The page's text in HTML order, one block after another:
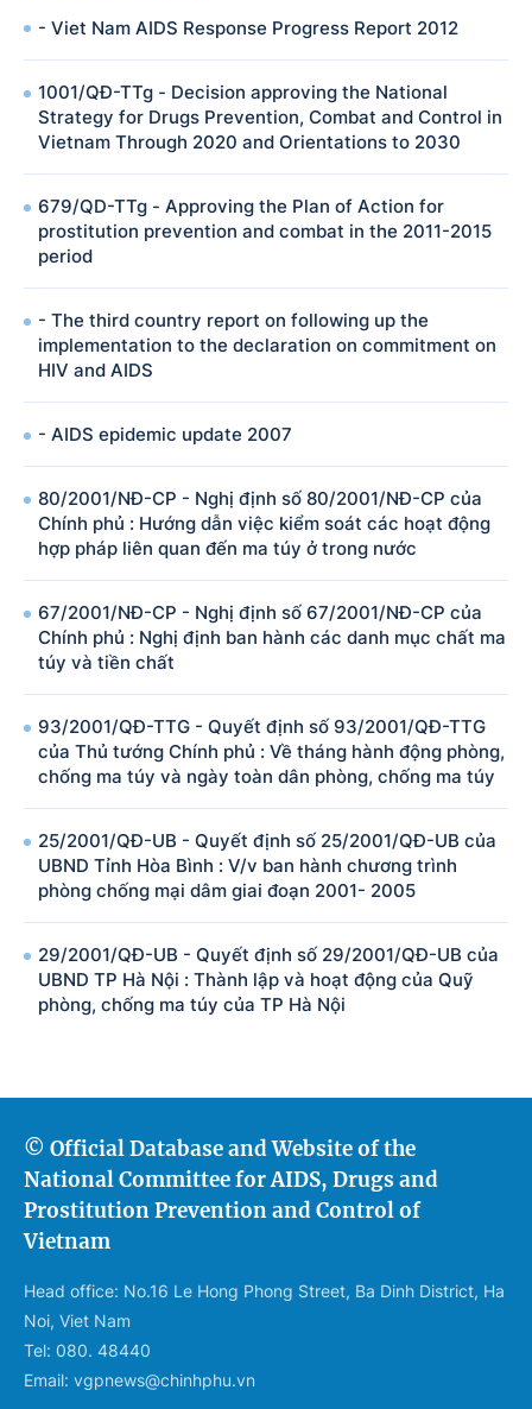
- Viet Nam AIDS Response Progress Report 2012
1001/QĐ-TTg - Decision approving the National
Strategy for Drugs Prevention, Combat and Control in
Vietnam Through 2020 and Orientations to 2030
679/QD-TTg - Approving the Plan of Action for
prostitution prevention and combat in the 2011-2015
period
- The third country report on following up the
implementation to the declaration on commitment on
HIV and AIDS
- AIDS epidemic update 2007
80/2001/NĐ-CP - Nghị định số 80/2001/NĐ-CP của
Chính phủ : Hướng dẫn việc kiểm soát các hoạt động
hợp pháp liên quan đến ma túy ở trong nước
67/2001/NĐ-CP - Nghị định số 67/2001/NĐ-CP của
Chính phủ : Nghị định ban hành các danh mục chất ma
túy và tiền chất
93/2001/QĐ-TTG - Quyết định số 93/2001/QĐ-TTG
của Thủ tướng Chính phủ : Về tháng hành động phòng,
chống ma túy và ngày toàn dân phòng, chống ma túy
25/2001/QĐ-UB - Quyết định số 25/2001/QĐ-UB của
UBND Tỉnh Hòa Bình : V/v ban hành chương trình
phòng chống mại dâm giai đoạn 2001- 2005
29/2001/QĐ-UB - Quyết định số 29/2001/QĐ-UB của
UBND TP Hà Nội : Thành lập và hoạt động của Quỹ
phòng, chống ma túy của TP Hà Nội
© Official Database and Website of the
National Committee for AIDS, Drugs and
Prostitution Prevention and Control of
Vietnam
Head office: No.16 Le Hong Phong Street, Ba Dinh District, Ha
Noi, Viet Nam
Tel: 080. 48440
Email: vgpnews@chinhphu.vn